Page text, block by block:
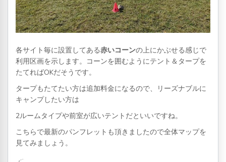
各サイト毎に設置してある赤いコーンの上にかぶせる感じで
利用区画を示します。コーンを囲むようにテント＆タープを
たてればOKだそうです。
タープもたてたい方は追加料金になるので、リーズナブルに
キャンプしたい方は
2ルームタイプや前室が広いテントだといいですね。
こちらで最新のパンフレットも頂きましたので全体マップを
見てみましょう。